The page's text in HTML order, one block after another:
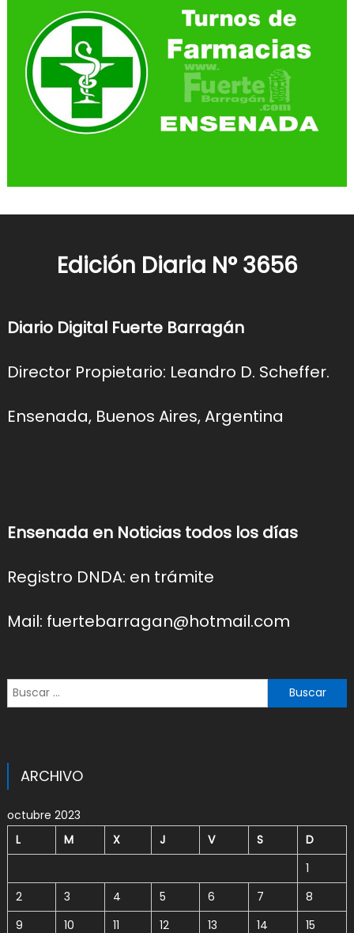
Edición Diaria N° 3656
Diario Digital Fuerte Barragán
Director Propietario: Leandro D. Scheffer.
Ensenada, Buenos Aires, Argentina
Ensenada en Noticias todos los días
Registro DNDA: en trámite
Mail: fuertebarragan@hotmail.com
Buscar:
ARCHIVO
octubre 2023
L
M X J V S
D
1
2
3 4 5 6 7
8
9
10 11 12 13 14 15